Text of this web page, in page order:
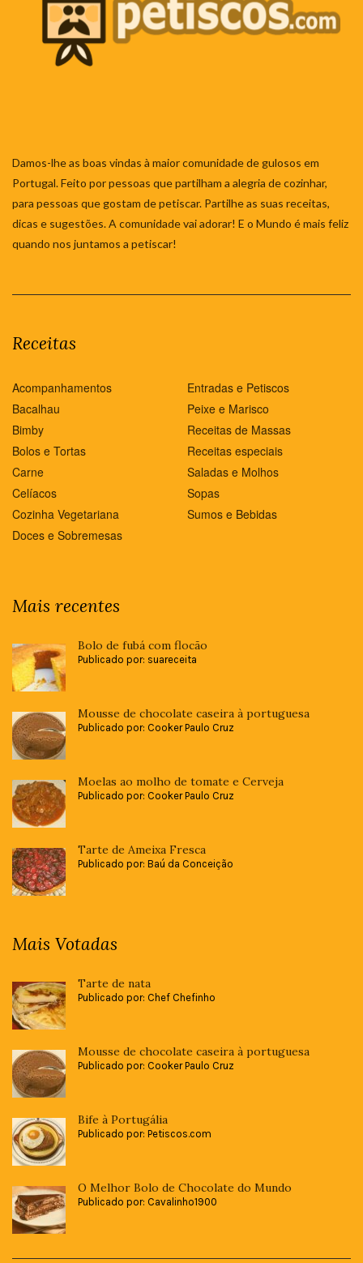
Damos-lhe as boas vindas à maior comunidade de gulosos em
Portugal. Feito por pessoas que partilham a alegria de cozinhar,
para pessoas que gostam de petiscar. Partilhe as suas receitas,
dicas e sugestões. A comunidade vai adorar! E o Mundo é mais feliz
quando nos juntamos a petiscar!
Receitas
Acompanhamentos
Bacalhau
Bimby
Bolos e Tortas
Carne
Celíacos
Cozinha Vegetariana
Doces e Sobremesas
Entradas e Petiscos
Peixe e Marisco
Receitas de Massas
Receitas especiais
Saladas e Molhos
Sopas
Sumos e Bebidas
Mais recentes
Bolo de fubá com flocão
Publicado por: suareceita
Mousse de chocolate caseira à portuguesa
Publicado por: Cooker Paulo Cruz
Moelas ao molho de tomate e Cerveja
Publicado por: Cooker Paulo Cruz
Tarte de Ameixa Fresca
Publicado por: Baú da Conceição
Mais Votadas
Tarte de nata
Publicado por: Chef Chefinho
Mousse de chocolate caseira à portuguesa
Publicado por: Cooker Paulo Cruz
Bife à Portugália
Publicado por: Petiscos.com
O Melhor Bolo de Chocolate do Mundo
Publicado por: Cavalinho1900